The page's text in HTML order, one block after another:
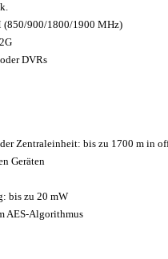
(850/900/1800/1900 MHz)
DVRs
Zentraleinheit: bis zu 1700 m in
Geräten
bis zu 20 mW
AES-Algorithmus